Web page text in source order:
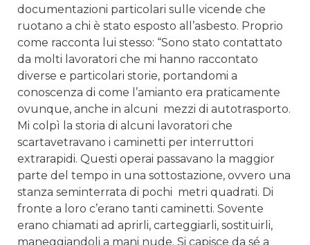
documentazioni particolari sulle vicende che
ruotano a chi è stato esposto all’asbesto. Proprio
come racconta lui stesso: “Sono stato contattato
da molti lavoratori che mi hanno raccontato
diverse e particolari storie, portandomi a
conoscenza di come l’amianto era praticamente
ovunque, anche in alcuni mezzi di autotrasporto.
Mi colpì la storia di alcuni lavoratori che
scartavetravano i caminetti per interruttori
extrarapidi. Questi operai passavano la maggior
parte del tempo in una sottostazione, ovvero una
stanza seminterrata di pochi metri quadrati. Di
fronte a loro c’erano tanti caminetti. Sovente
erano chiamati ad aprirli, carteggiarli, sostituirli,
maneggiandoli a mani nude. Si capisce da sé a